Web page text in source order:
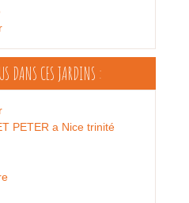
DANS CES JARDINS :
PETER a Nice trinité